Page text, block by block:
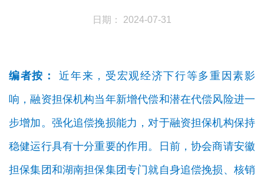
日期： 2024-07-31
编者按：
近年来，受宏观经济下行等多重因素影
响，融资担保机构当年新增代偿和潜在代偿风险进一
步增加。强化追偿挽损能力，对于融资担保机构保持
稳健运行具有十分重要的作用。日前，协会商请安徽
担保集团和湖南担保集团专门就自身追偿挽损、核销